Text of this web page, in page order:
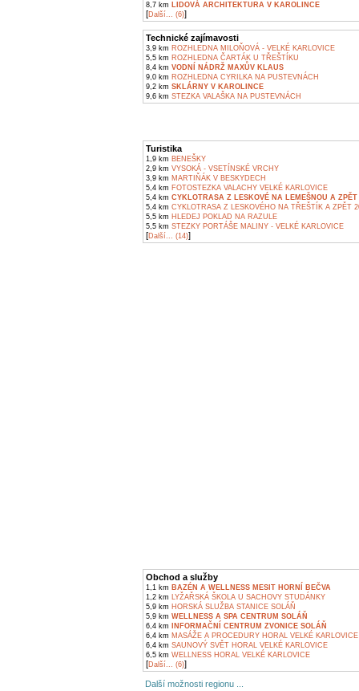
8,7 km LIDOVÁ ARCHITEKTURA V KAROLINCE
[Další... (6)]
Technické zajímavosti
3,9 km ROZHLEDNA MILOŇOVÁ - VELKÉ KARLOVICE
5,5 km ROZHLEDNA ČARTÁK U TŘEŠTÍKU
8,4 km VODNÍ NÁDRŽ MAXŮV KLAUS
9,0 km ROZHLEDNA CYRILKA NA PUSTEVNÁCH
9,2 km SKLÁRNY V KAROLINCE
9,6 km STEZKA VALAŠKA NA PUSTEVNÁCH
Turistika
1,9 km BENEŠKY
2,9 km VYSOKÁ - VSETÍNSKÉ VRCHY
3,9 km MARTIŇÁK V BESKYDECH
5,4 km FOTOSTEZKA VALACHY VELKÉ KARLOVICE
5,4 km CYKLOTRASA Z LESKOVÉ NA LEMEŠNOU A ZPĚT
5,4 km CYKLOTRASA Z LESKOVÉHO NA TŘEŠTÍK A ZPĚT
5,5 km HLEDEJ POKLAD NA RAZULE
5,5 km STEZKY PORTÁŠE MALINY - VELKÉ KARLOVICE
[Další... (14)]
Obchod a služby
1,1 km BAZÉN A WELLNESS MESIT HORNÍ BEČVA
1,2 km LYŽAŘSKÁ ŠKOLA U SACHOVY STUDÁNKY
5,9 km HORSKÁ SLUŽBA STANICE SOLÁŇ
5,9 km WELLNESS A SPA CENTRUM SOLÁŇ
6,4 km
INFORMAČNÍ CENTRUM ZVONICE SOLÁŇ
6,4 km MASÁŽE A PROCEDURY HORAL VELKÉ KARLOVICE
6,4 km SAUNOVÝ SVĚT HORAL VELKÉ KARLOVICE
6,5 km WELLNESS HORAL VELKÉ KARLOVICE
[Další... (6)]
Další možnosti regionu ...